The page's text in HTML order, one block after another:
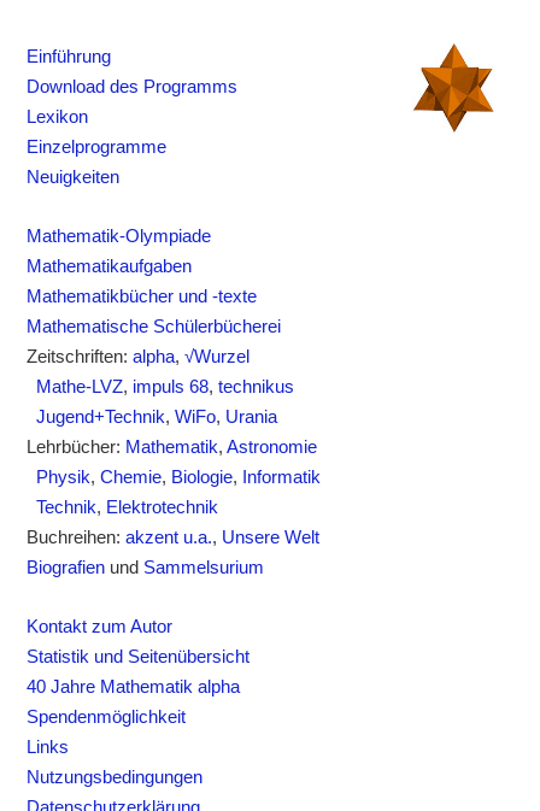
Einführung
Download des Programms
Lexikon
Einzelprogramme
Neuigkeiten
Mathematik-Olympiade
Mathematikaufgaben
Mathematikbücher und -texte
Mathematische Schülerbücherei
Zeitschriften:alpha,√Wurzel
Mathe-LVZ, impuls 68,technikus
Jugend+Technik,WiFo, Urania
Lehrbücher: Mathematik,Astronomie
Physik,Chemie, Biologie,
Informatik
Technik, Elektrotechnik
Buchreihen:akzent u.a., Unsere Welt
Biografien und Sammelsurium
Kontakt zum Autor
Statistik und Seitenübersicht
40 Jahre Mathematik alpha
Spendenmöglichkeit
Links
Nutzungsbedingungen